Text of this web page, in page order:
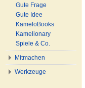
Gute Frage
Gute Idee
KameloBooks
Kamelionary
Spiele & Co.
Mitmachen
Werkzeuge